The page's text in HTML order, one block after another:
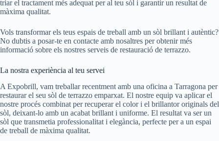
triar el tractament més adequat per al teu sòl i garantir un resultat de
màxima qualitat.
Vols transformar els teus espais de treball amb un sòl brillant i autèntic?
No dubtis a posar-te en contacte amb nosaltres per obtenir més
informació sobre els nostres serveis de restauració de terrazzo.
La nostra experiència al teu servei
A Expobrill, vam treballar recentment amb una oficina a Tarragona per
restaurar el seu sòl de terrazzo emparxat. El nostre equip va aplicar el
nostre procés combinat per recuperar el color i el brillantor originals del
sòl, deixant-lo amb un acabat brillant i uniforme. El resultat va ser un
sòl que transmetia professionalitat i elegància, perfecte per a un espai
de treball de màxima qualitat.